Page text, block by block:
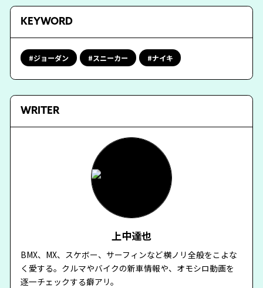
KEYWORD
ジョーダン スニーカー ナイキ
WRITER
上中達也
BMX、MX、スケボー、サーフィンなど横ノリ全般をこよな
く愛する。クルマやバイクの新車情報や、オモシロ動画を
逐一チェックする癖アリ。